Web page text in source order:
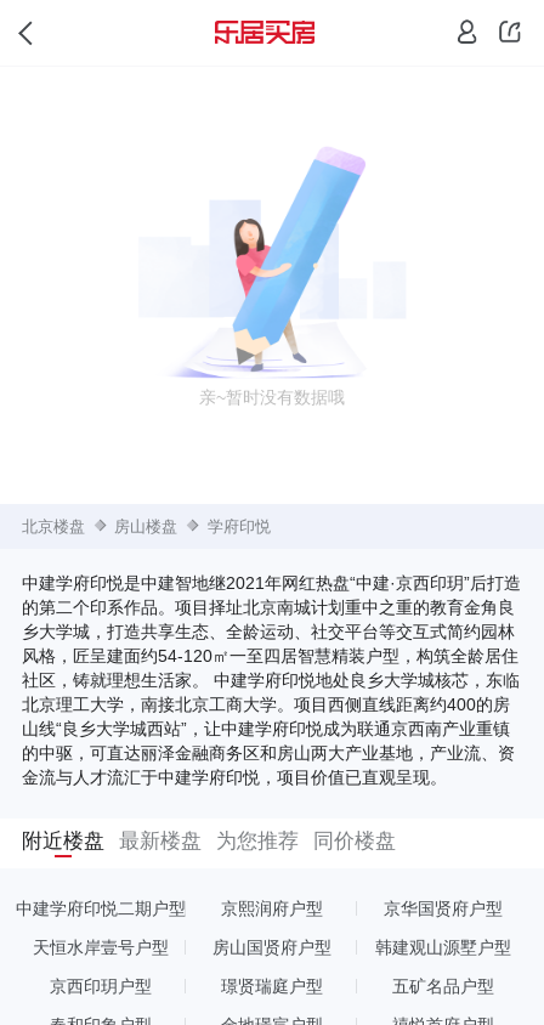
亲~暂时没有数据哦
北京楼盘 房山楼盘 学府印悦
中建学府印悦是中建智地继2021年网红热盘“中建·京西印玥”后打造
的第二个印系作品。项目择址北京南城计划重中之重的教育金角良
乡大学城，打造共享生态、全龄运动、社交平台等交互式简约园林
风格，匠呈建面约54-120㎡一至四居智慧精装户型，构筑全龄居住
社区，铸就理想生活家。 中建学府印悦地处良乡大学城核芯，东临
北京理工大学，南接北京工商大学。项目西侧直线距离约400的房
山线“良乡大学城西站”，让中建学府印悦成为联通京西南产业重镇
的中驱，可直达丽泽金融商务区和房山两大产业基地，产业流、资
金流与人才流汇于中建学府印悦，项目价值已直观呈现。
附近楼盘 最新楼盘 为您推荐 同价楼盘
中建学府印悦二期户型 京熙润府户型 京华国贤府户型
天恒水岸壹号户型 房山国贤府户型 韩建观山源墅户型
京西印玥户型 璟贤瑞庭户型 五矿名品户型